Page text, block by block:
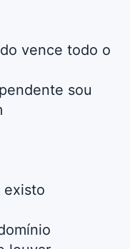
vence todo o
sou
existo